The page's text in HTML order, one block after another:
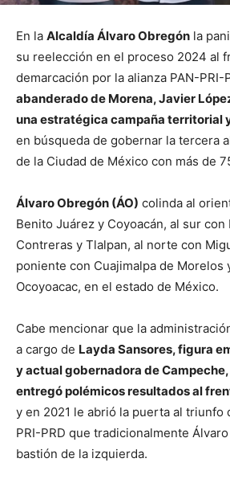
En la Alcaldía Álvaro Obregón la
su reelección en el proceso 2024 al
demarcación por la alianza PAN-PRI-
abanderado de Morena, Javier
una estratégica campaña territorial
en búsqueda de gobernar la tercera
de la Ciudad de México con más de
Álvaro Obregón (ÁO) colinda al
Benito Juárez y Coyoacán, al sur con
Contreras y Tlalpan, al norte con
poniente con Cuajimalpa de Morelos
Ocoyoacac, en el estado de México.
Cabe mencionar que la
a cargo de Layda Sansores, figura
y actual gobernadora de
entregó polémicos resultados al
y en 2021 le abrió la puerta al triunfo
PRI-PRD que tradicionalmente
bastión de la izquierda.